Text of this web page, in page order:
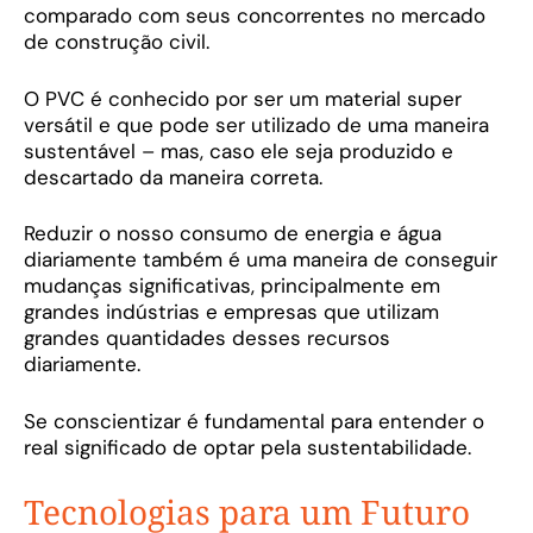
comparado com seus concorrentes no mercado
de construção civil.
O PVC é conhecido por ser um material super
versátil e que pode ser utilizado de uma maneira
sustentável – mas, caso ele seja produzido e
descartado da maneira correta.
Reduzir o nosso consumo de energia e água
diariamente também é uma maneira de conseguir
mudanças significativas, principalmente em
grandes indústrias e empresas que utilizam
grandes quantidades desses recursos
diariamente.
Se conscientizar é fundamental para entender o
real significado de optar pela sustentabilidade.
Tecnologias para um Futuro